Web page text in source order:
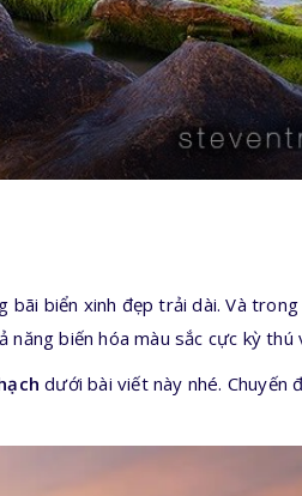
bãi biển xinh đẹp trải dài. Và
biến hóa màu sắc cực kỳ thú
dưới bài viết này nhé. Chuyến